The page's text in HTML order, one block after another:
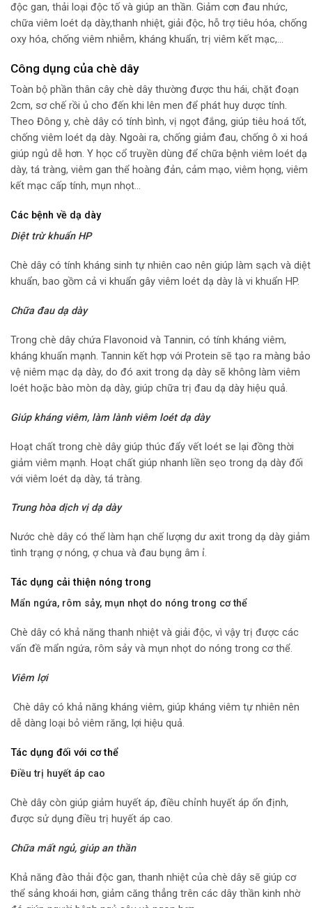
độc gan, thải loại độc tố và giúp an thần. Giảm cơn đau nhức,
chữa viêm loét dạ dày,thanh nhiệt, giải độc, hỗ trợ tiêu hóa, chống
oxy hóa, chống viêm nhiễm, kháng khuẩn, trị viêm kết mạc,…
Công dụng của chè dây
Toàn bộ phần thân cây chè dây thường được thu hái, chặt đoạn
2cm, sơ chế rồi ủ cho đến khi lên men để phát huy dược tính.
Theo Đông y, chè dây có tính bình, vị ngọt đắng, giúp tiêu hoá tốt,
chống viêm loét dạ dày. Ngoài ra, chống giảm đau, chống ô xi hoá
giúp ngủ dễ hơn. Y học cổ truyền dùng để chữa bệnh viêm loét dạ
dày, tá tràng, viêm gan thể hoàng đản, cảm mạo, viêm họng, viêm
kết mạc cấp tính, mụn nhọt…
Các bệnh về dạ dày
Diệt trừ khuẩn HP
Chè dây có tính kháng sinh tự nhiên cao nên giúp làm sạch và diệt
khuẩn, bao gồm cả vi khuẩn gây viêm loét dạ dày là vi khuẩn HP.
Chữa đau dạ dày
Trong chè dây chứa Flavonoid và Tannin, có tính kháng viêm,
kháng khuẩn mạnh. Tannin kết hợp với Protein sẽ tạo ra màng bảo
vệ niêm mạc dạ dày, do đó axit trong dạ dày sẽ không làm viêm
loét hoặc bào mòn dạ dày, giúp chữa trị đau dạ dày hiệu quả.
Giúp kháng viêm, làm lành viêm loét dạ dày
Hoạt chất trong chè dây giúp thúc đẩy vết loét se lại đồng thời
giảm viêm mạnh. Hoạt chất giúp nhanh liền sẹo trong dạ dày đối
với viêm loét dạ dày, tá tràng.
Trung hòa dịch vị dạ dày
Nước chè dây có thể làm hạn chế lượng dư axit trong dạ dày giảm
tình trạng ợ nóng, ợ chua và đau bụng âm ỉ.
Tác dụng cải thiện nóng trong
Mẩn ngứa, rôm sảy, mụn nhọt do nóng trong cơ thể
Chè dây có khả năng thanh nhiệt và giải độc, vì vậy trị được các
vấn đề mẩn ngứa, rôm sảy và mụn nhọt do nóng trong cơ thể.
Viêm lợi
Chè dây có khả năng kháng viêm, giúp kháng viêm tự nhiên nên
dễ dàng loại bỏ viêm răng, lợi hiệu quả.
Tác dụng đối với cơ thể
Điều trị huyết áp cao
Chè dây còn giúp giảm huyết áp, điều chỉnh huyết áp ổn định,
được sử dụng điều trị huyết áp cao.
Chữa mất ngủ, giúp an thần
Khả năng đào thải độc gan, thanh nhiệt của chè dây sẽ giúp cơ
thể sảng khoái hơn, giảm căng thẳng trên các dây thần kinh nhờ